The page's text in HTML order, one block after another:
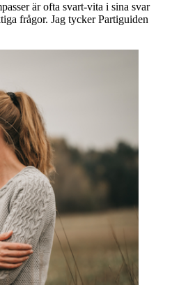
är ofta svart-vita i sina svar
frågor. Jag tycker Partiguiden